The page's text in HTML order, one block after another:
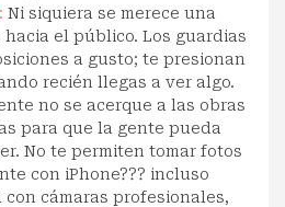
Ni siquiera se merece una
el público. Los guardias
a gusto; te presionan
recién llegas a ver algo.
no se acerque a las obras
para que la gente pueda
No te permiten tomar fotos
con iPhone??? incluso
cámaras profesionales,